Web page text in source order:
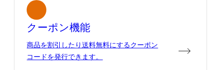
クーポン機能
商品を割引したり送料無料にするクーポン
コードを発行できます。